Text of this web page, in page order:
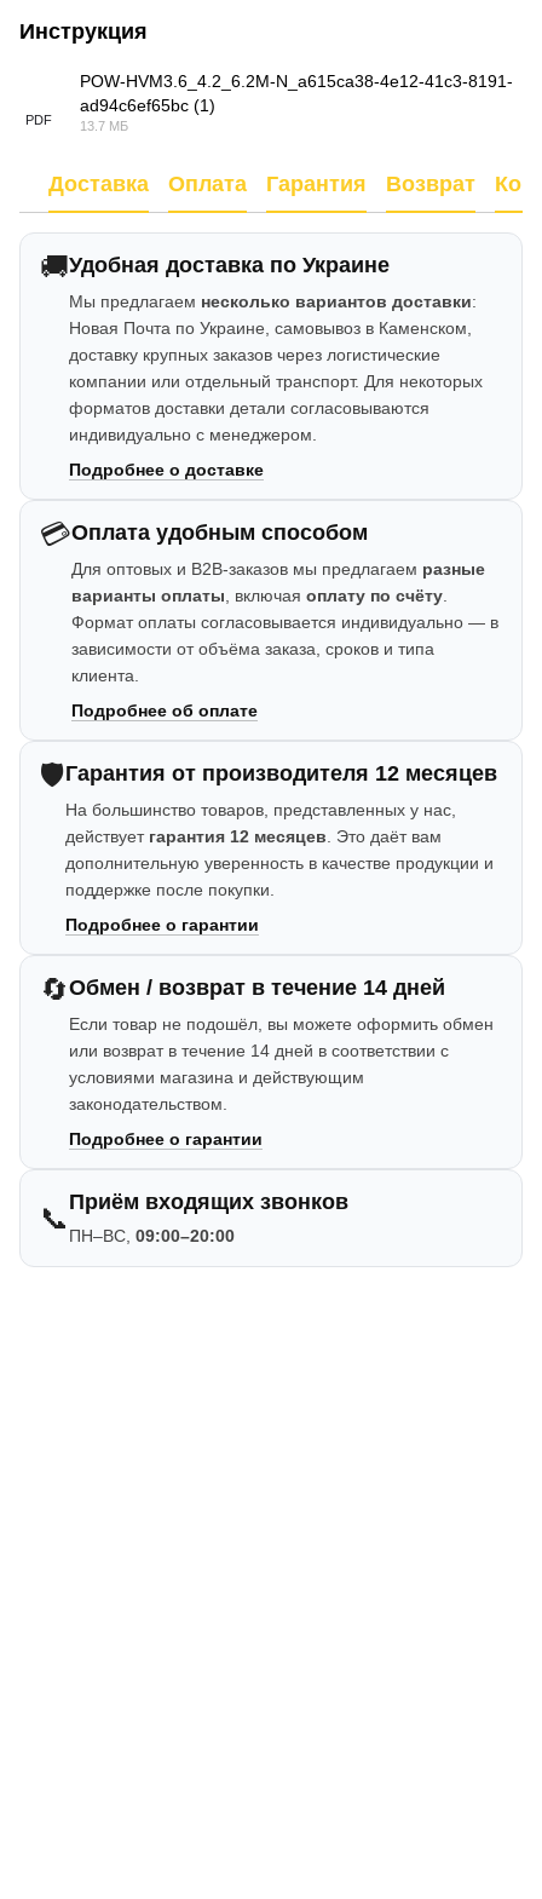
Инструкция
PDF
POW-HVM3.6_4.2_6.2M-N_a615ca38-4e12-41c3-8191-
ad94c6ef65bc (1)
13.7 МБ
Доставка Оплата Гарантия Возврат
🚚Удобная доставка по Украине
Мы предлагаем несколько вариантов доставки:
Новая Почта по Украине, самовывоз в Каменском,
доставку крупных заказов через логистические
компании или отдельный транспорт. Для некоторых
форматов доставки детали согласовываются
индивидуально с менеджером.
Подробнее о доставке
💳Оплата удобным способом
Для оптовых и B2B-заказов мы предлагаем разные
варианты оплаты , включая оплату по счёту
Формат оплаты согласовывается индивидуально — в
зависимости от объёма заказа, сроков и типа
клиента.
Подробнее об оплате
🛡️Гарантия от производителя 12 месяцев
На большинство товаров, представленных у нас,
действует гарантия 12 месяцев . Это даёт вам
дополнительную уверенность в качестве продукции и
поддержке после покупки.
Подробнее о гарантии
🔄Обмен / возврат в течение 14 дней
Если товар не подошёл, вы можете оформить обмен
или возврат в течение 14 дней в соответствии с
условиями магазина и действующим
законодательством.
Подробнее о гарантии
📞 Приём входящих звонков
ПН–ВС, 09:00–20:00